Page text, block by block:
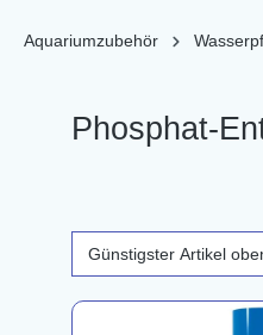
Aquariumzubehör
Phosphat-